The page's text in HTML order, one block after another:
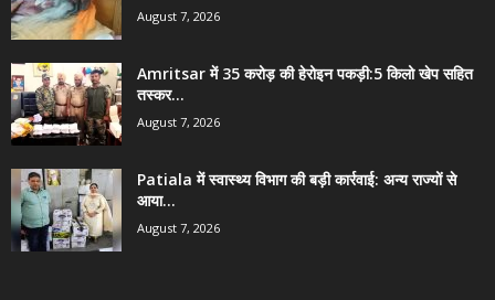
August 7, 2026
Amritsar में 35 करोड़ की हेरोइन पकड़ी:5 किलो खेप सहित
तस्कर...
August 7, 2026
Patiala में स्वास्थ्य विभाग की बड़ी कार्रवाई: अन्य राज्यों से
आया...
August 7, 2026